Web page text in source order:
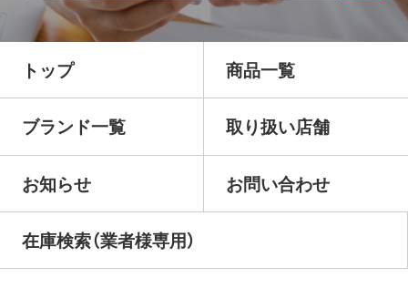
トップ 商品一覧
ブランド一覧 取り扱い店舗
お知らせ お問い合わせ
在庫検索（業者様専用）